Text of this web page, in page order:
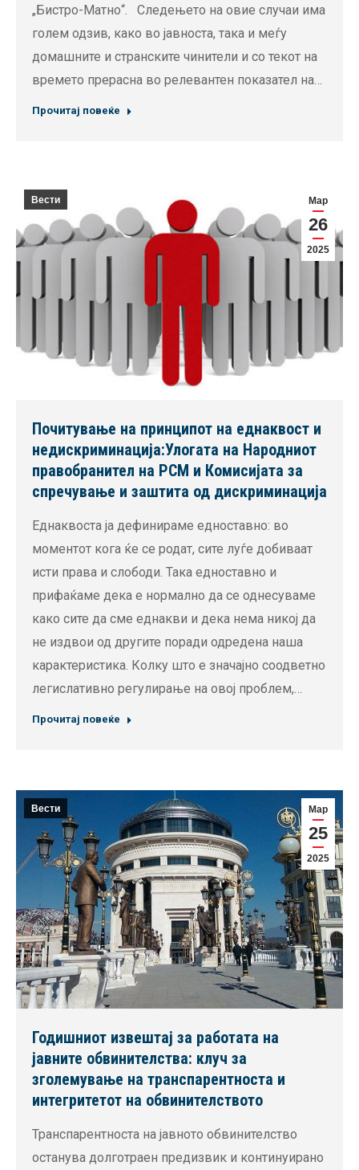
„Бистро-Матно“. Следењето на овие случаи има
голем одзив, како во јавноста, така и меѓу
домашните и странските чинители и со текот на
времето прерасна во релевантен показател на…
Прочитај повеќе
Мар
26
2025
Вести
Почитување на принципот на еднаквост и
недискриминација:Улогата на Народниот
правобранител на РСМ и Комисијата за
спречување и заштита од дискриминација
Еднаквоста ја дефинираме едноставно: во
моментот кога ќе се родат, сите луѓе добиваат
исти права и слободи. Така едноставно и
прифаќаме дека е нормално да се однесуваме
како сите да сме еднакви и дека нема никој да
не издвои од другите поради одредена наша
карактеристика. Колку што е значајно соодветно
легислативно регулирање на овој проблем,…
Прочитај повеќе
Мар
25
2025
Вести
Годишниот извештај за работата на
јавните обвинителства: клуч за
зголемување на транспарентноста и
интегритетот на обвинителството
Транспарентноста на јавното обвинителство
останува долготраен предизвик и континуирано